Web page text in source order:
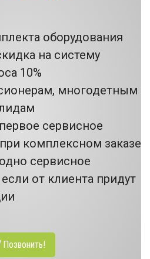
оборудования
на систему
10%
многодетным
сервисное
комплексном заказе
сервисное
от клиента придут
Позвонить!